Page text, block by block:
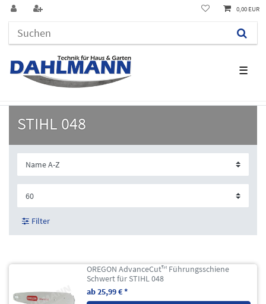
☰
0,00 EUR
STIHL 048
Filter
OREGON AdvanceCut™ Führungsschiene
Schwert für STIHL 048
ab 25,99 € *